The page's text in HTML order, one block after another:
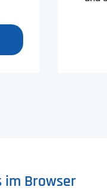
im Browser